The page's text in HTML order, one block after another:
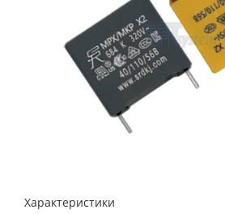
Характеристики